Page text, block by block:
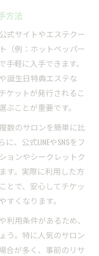
方法
式サイトやエステクー
（例：ホットペッパー
軽に入手できます。
誕生日特典エステな
ケットが発行されるこ
ことが重要です。
数のサロンを簡単に比
、公式LINEやSNSをフ
ョンやシークレットク
す。実際に利用した方
とで、安心してチケッ
すくなります。
用条件があるため、
う。特に人気のサロン
合が多く、事前のリサ